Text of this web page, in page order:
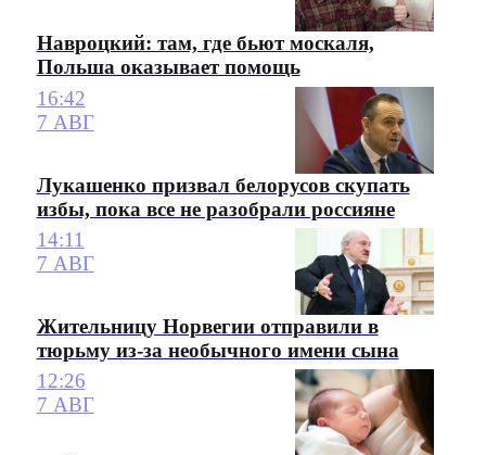
Навроцкий: там, где бьют москаля,
Польша оказывает помощь
16:42
7 АВГ
Лукашенко призвал белорусов скупать
избы, пока все не разобрали россияне
14:11
7 АВГ
Жительницу Норвегии отправили в
тюрьму из-за необычного имени сына
12:26
7 АВГ